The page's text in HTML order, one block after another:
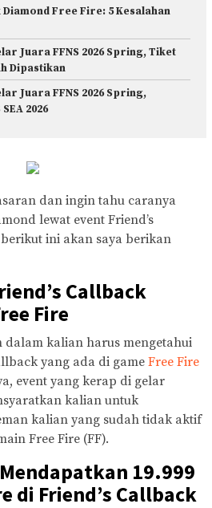
Free Fire: 5 Kesalahan
Juara FFNS 2026 Spring, Tiket
Dipastikan
Juara FFNS 2026 Spring,
2026
dan ingin tahu caranya
lewat event Friend’s
ini akan saya berikan
Callback
Fire
dalam kalian harus mengetahui
yang ada di game Free Fire
event yang kerap di gelar
kalian untuk
kalian yang sudah tidak aktif
Free Fire (FF).
19.999
di Friend’s Callback